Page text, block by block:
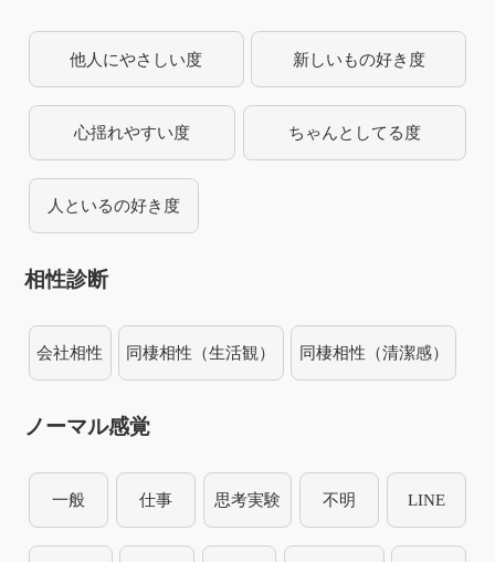
他人にやさしい度 新しいもの好き度
心揺れやすい度 ちゃんとしてる度
人といるの好き度
相性診断
会社相性 同棲相性（生活観） 同棲相性（清潔感）
ノーマル感覚
一般 仕事 思考実験 不明 LINE